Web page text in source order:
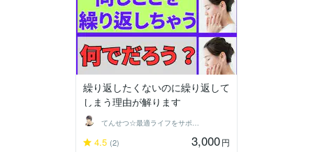
繰り返したくないのに繰り返して
しまう理由が解ります
てんせつ☆最適ライフをサポートする
4.5 (2) 3,000円